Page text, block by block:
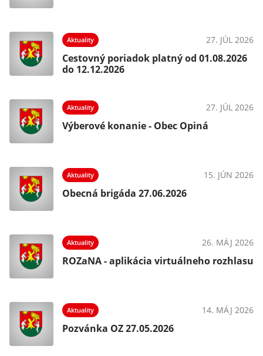
Aktuality 27. JÚL 2026
Cestovný poriadok platný od 01.08.2026
do 12.12.2026
Aktuality 27. JÚL 2026
Výberové konanie - Obec Opiná
Aktuality 15. JÚN 2026
Obecná brigáda 27.06.2026
Aktuality 26. MÁJ 2026
ROZaNA - aplikácia virtuálneho rozhlasu
Aktuality 14. MÁJ 2026
Pozvánka OZ 27.05.2026